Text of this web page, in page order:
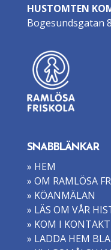
HUSTOMTEN
Bogesundsgatan
SNABBLÄNKAR
» HEM
» OM RAMLÖSA
» KÖANMÄLAN
» LÄS OM VÅR
» KOM I
» LADDA HEM